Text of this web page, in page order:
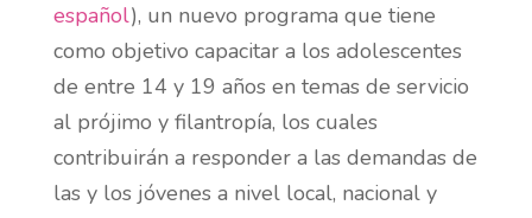
español), un nuevo programa que tiene
como objetivo capacitar a los adolescentes
de entre 14 y 19 años en temas de servicio
al prójimo y filantropía, los cuales
contribuirán a responder a las demandas de
las y los jóvenes a nivel local, nacional y